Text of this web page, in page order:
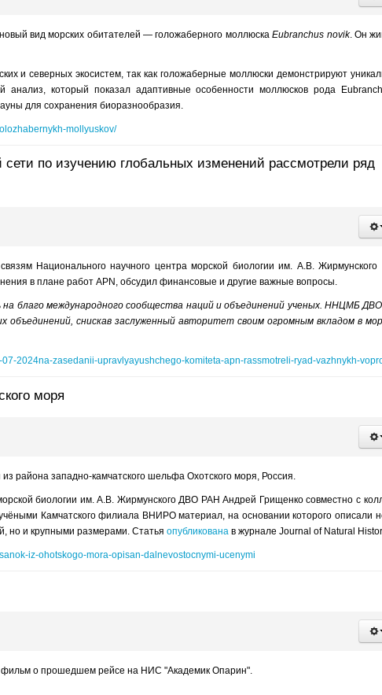
вид морских обитателей — голожаберного моллюскаEubranchus novik. Он
и северных экосистем, так как голожаберные моллюски демонстрируют
анализ, который показал адаптивные особенности моллюсков рода
для сохранения биоразнообразия.
mollyuskov/
по изучению глобальных изменений рассмотрели ряд
Национального научного центра морской биологии им. А.В. Жирмунского
в плане работ APN, обсудил финансовые и другие важные вопросы.
благо международного сообщества наций и объединений ученых. ННЦМБ
снискав заслуженный авторитет своим огромным вкладом в
2024na-zasedanii-upravlyayushchego-komiteta-apn-rassmotreli-ryad-vazhnykh-
моря
района западно-камчатского шельфа Охотского моря, Россия.
биологии им. А.В. Жирмунского ДВО РАН Андрей Грищенко совместно с
Камчатского филиала ВНИРО материал, на основании которого описали
но и крупными размерами. Статья опубликованав журнале Journal of Natural
iz-ohotskogo-mora-opisan-dalnevostocnymi-ucenymi
фильм о прошедшем рейсе на НИС "Академик Опарин".